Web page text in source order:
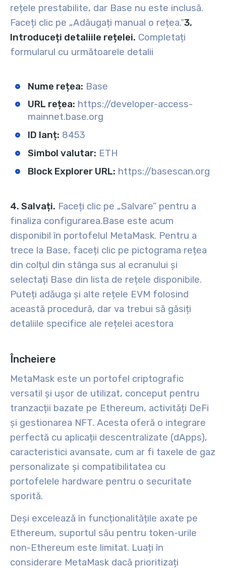
rețele prestabilite, dar Base nu este inclusă.
Faceți clic pe „Adăugați manual o rețea.”3.
Introduceți detaliile rețelei. Completați
formularul cu următoarele detalii
Nume rețea: Base
URL rețea: https://developer-access-
mainnet.base.org
ID lanț: 8453
Simbol valutar: ETH
Block Explorer URL: https://basescan.org
4. Salvați. Faceți clic pe „Salvare” pentru a
finaliza configurarea.Base este acum
disponibil în portofelul MetaMask. Pentru a
trece la Base, faceți clic pe pictograma rețea
din colțul din stânga sus al ecranului și
selectați Base din lista de rețele disponibile.
Puteți adăuga și alte rețele EVM folosind
această procedură, dar va trebui să găsiți
detaliile specifice ale rețelei acestora
Încheiere
MetaMask este un portofel criptografic
versatil și ușor de utilizat, conceput pentru
tranzacții bazate pe Ethereum, activități DeFi
și gestionarea NFT. Acesta oferă o integrare
perfectă cu aplicații descentralizate (dApps),
caracteristici avansate, cum ar fi taxele de gaz
personalizate și compatibilitatea cu
portofelele hardware pentru o securitate
sporită.
Deși excelează în funcționalitățile axate pe
Ethereum, suportul său pentru token-urile
non-Ethereum este limitat. Luați în
considerare MetaMask dacă prioritizați